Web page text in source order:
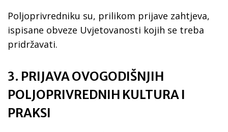
Poljoprivredniku su, prilikom prijave zahtjeva,
ispisane obveze Uvjetovanosti kojih se treba
pridržavati.
3. PRIJAVA OVOGODIŠNJIH
POLJOPRIVREDNIH KULTURA I
PRAKSI